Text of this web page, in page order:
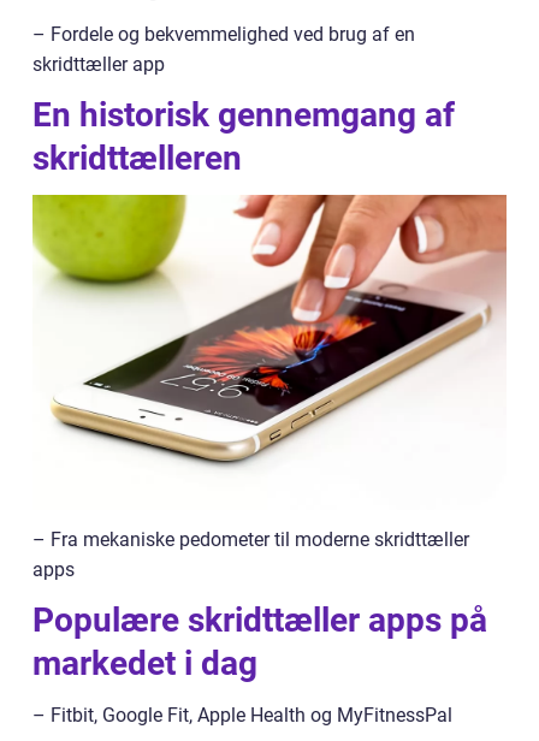
– Fordele og bekvemmelighed ved brug af en
skridttæller app
En historisk gennemgang af
skridttælleren
– Fra mekaniske pedometer til moderne skridttæller
apps
Populære skridttæller apps på
markedet i dag
– Fitbit, Google Fit, Apple Health og MyFitnessPal